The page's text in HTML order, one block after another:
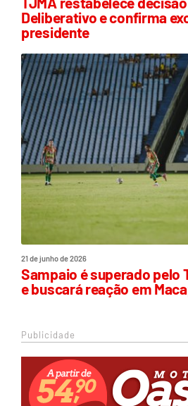
Deliberativo e confirma
presidente
21 de junho de 2026
Sampaio é superado pelo
e buscará reação em
Publicidade